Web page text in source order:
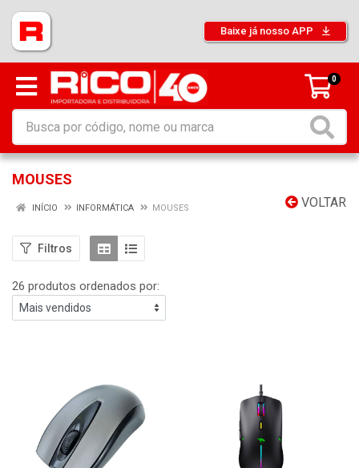
Baixe já nosso APP
0
MOUSES
VOLTAR
INÍCIO INFORMÁTICA MOUSES
Filtros
26 produtos ordenados por: